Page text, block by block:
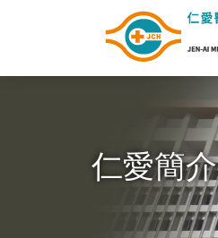
仁愛簡介